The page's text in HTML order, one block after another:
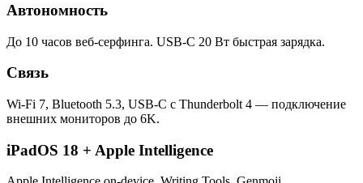
Автономность
До 10 часов веб-серфинга. USB-C 20 Вт быстрая зарядка.
Связь
Wi-Fi 7, Bluetooth 5.3, USB-C с Thunderbolt 4 — подключение
внешних мониторов до 6K.
iPadOS 18 + Apple Intelligence